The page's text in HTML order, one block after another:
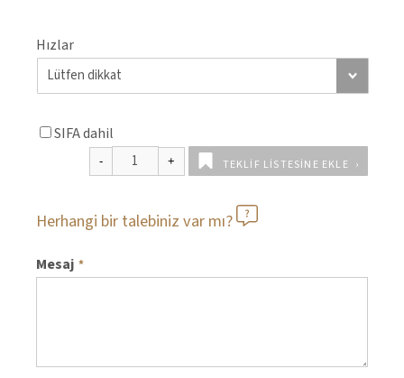
Hızlar
SIFA dahil
TEKLIF LISTESINE EKLE
Herhangi bir talebiniz var mı?
Mesaj *